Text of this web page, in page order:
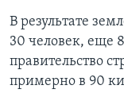
В результате
30 человек, еще
правительство
примерно в 90